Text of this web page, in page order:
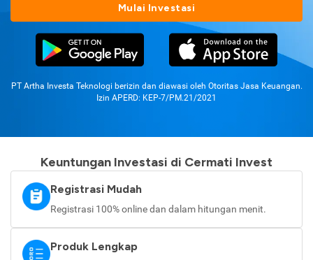
Mulai Investasi
PT Artha Investa Teknologi berizin dan diawasi oleh Otoritas Jasa Keuangan.
Izin APERD: KEP-7/PM.21/2021
Keuntungan Investasi di Cermati Invest
Registrasi Mudah
Registrasi 100% online dan dalam hitungan menit.
Produk Lengkap